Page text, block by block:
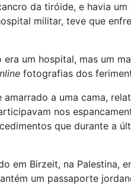
da tiróide, e havia um
militar, teve que
um hospital, mas um
fotografias dos
a uma cama,
nos
que durante a
em Birzeit, na Palestina,
um passaporte